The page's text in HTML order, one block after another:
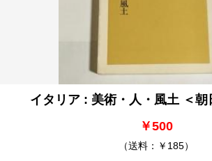
イタリア : 美術・人・風土 ＜朝
￥500
（送料：￥185）